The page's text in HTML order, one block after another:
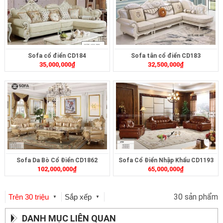
Sofa cổ điển CD184
35,000,000₫
Sofa tân cổ điển CD183
32,500,000₫
Sofa Da Bò Cổ Điển CD1862
102,000,000₫
Sofa Cổ Điển Nhập Khẩu CD1193
65,000,000₫
Trên 30 triệu ▼ Sắp xếp ▼ 30 sản phẩm
DANH MỤC LIÊN QUAN